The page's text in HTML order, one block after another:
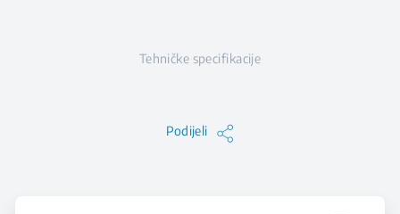
Tehničke specifikacije
Podijeli